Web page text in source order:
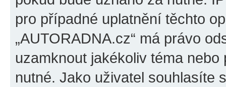
pro případné uplatnění těchto
„AUTORADNA.cz“ má právo
uzamknout jakékoliv téma
nutné. Jako uživatel souhlasíte